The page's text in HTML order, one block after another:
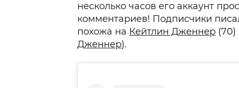
несколько часов его аккаунт
комментариев! Подписчики
похожа на Кейтлин Дженнер (70)
Дженнер).